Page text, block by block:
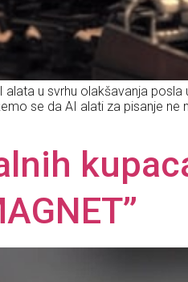
u svrhu olakšavanja
se da AI alati za pisanje